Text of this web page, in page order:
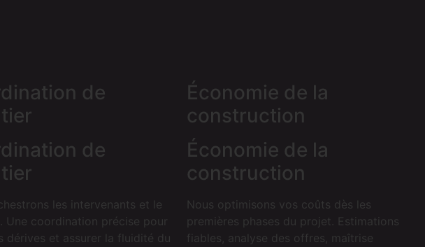
de
de
les intervenants et le
Une coordination précise pour
dérives et assurer la fluidité du
Économie de la
construction
Économie de la
construction
Nous optimisons vos coûts dès les
premières phases du projet. Estimations
fiables, analyse des offres, maîtrise